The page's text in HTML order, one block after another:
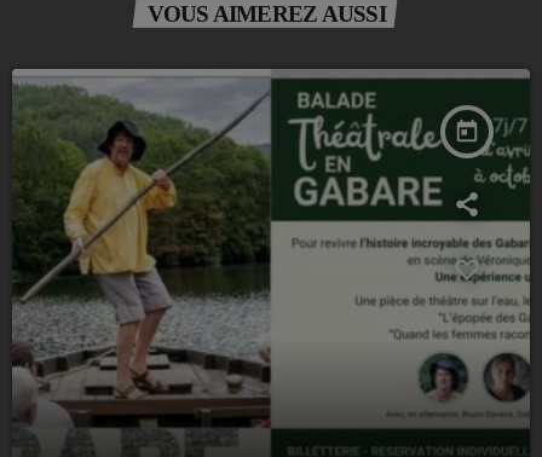
VOUS AIMEREZ AUSSI
today